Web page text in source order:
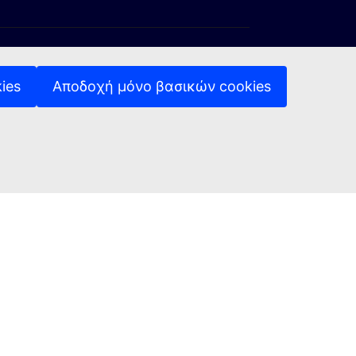
Αποδοχή μόνο βασικών cookies